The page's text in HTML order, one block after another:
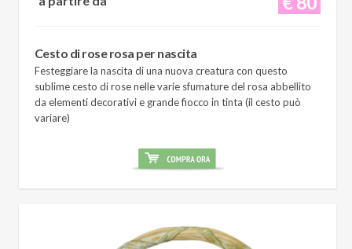
Cesto di rose rosa per nascita
Festeggiare la nascita di una nuova creatura con questo
sublime cesto di rose nelle varie sfumature del rosa abbellito
da elementi decorativi e grande fiocco in tinta (il cesto può
variare)